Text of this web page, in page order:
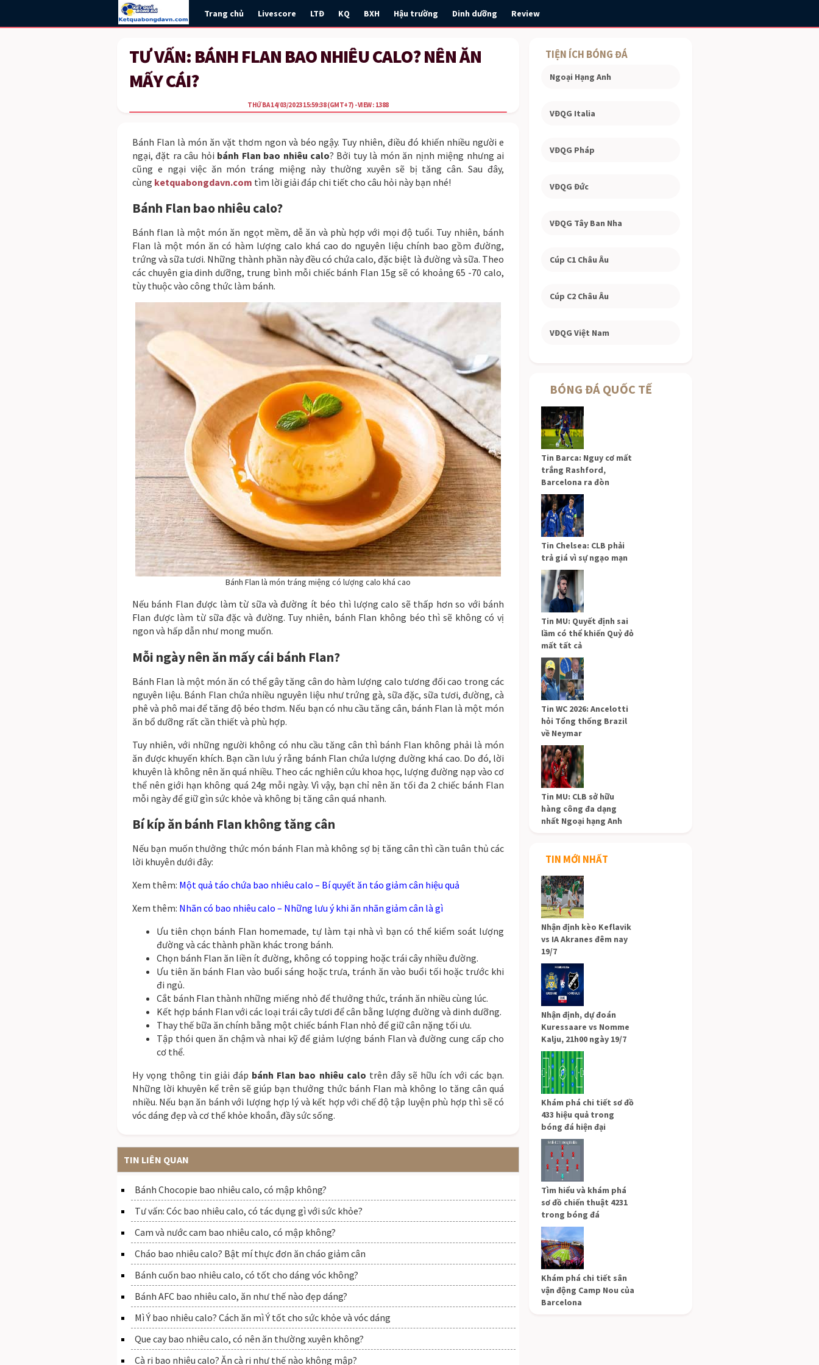
Trang chủ Livescore LTĐ KQ BXH Hậu trường Dinh dưỡng Review
TƯ VẤN: BÁNH FLAN BAO NHIÊU CALO? NÊN ĂN
MẤY CÁI?
THỨ BA 14/03/2023 15:59:38(GMT+7) - VIEW : 1388
Bánh Flan là món ăn vặt thơm ngon và béo ngậy. Tuy nhiên, điều đó khiến nhiều người e
ngại, đặt ra câu hỏi bánh Flan bao nhiêu calo? Bởi tuy là món ăn nịnh miệng nhưng ai
cũng e ngại việc ăn món tráng miệng này thường xuyên sẽ bị tăng cân. Sau đây,
cùng ketquabongdavn.com tìm lời giải đáp chi tiết cho câu hỏi này bạn nhé!
Bánh Flan bao nhiêu calo?
Bánh flan là một món ăn ngọt mềm, dễ ăn và phù hợp với mọi độ tuổi. Tuy nhiên, bánh
Flan là một món ăn có hàm lượng calo khá cao do nguyên liệu chính bao gồm đường,
trứng và sữa tươi. Những thành phần này đều có chứa calo, đặc biệt là đường và sữa. Theo
các chuyên gia dinh dưỡng, trung bình mỗi chiếc bánh Flan 15g sẽ có khoảng 65 -70 calo,
tùy thuộc vào công thức làm bánh.
Bánh Flan là món tráng miệng có lượng calo khá cao
Nếu bánh Flan được làm từ sữa và đường ít béo thì lượng calo sẽ thấp hơn so với bánh
Flan được làm từ sữa đặc và đường. Tuy nhiên, bánh Flan không béo thì sẽ không có vị
ngon và hấp dẫn như mong muốn.
Mỗi ngày nên ăn mấy cái bánh Flan?
Bánh Flan là một món ăn có thể gây tăng cân do hàm lượng calo tương đối cao trong các
nguyên liệu. Bánh Flan chứa nhiều nguyên liệu như trứng gà, sữa đặc, sữa tươi, đường, cà
phê và phô mai để tăng độ béo thơm. Nếu bạn có nhu cầu tăng cân, bánh Flan là một món
ăn bổ dưỡng rất cần thiết và phù hợp.
Tuy nhiên, với những người không có nhu cầu tăng cân thì bánh Flan không phải là món
ăn được khuyến khích. Bạn cần lưu ý rằng bánh Flan chứa lượng đường khá cao. Do đó, lời
khuyên là không nên ăn quá nhiều. Theo các nghiên cứu khoa học, lượng đường nạp vào cơ
thể nên giới hạn không quá 24g mỗi ngày. Vì vậy, bạn chỉ nên ăn tối đa 2 chiếc bánh Flan
mỗi ngày để giữ gìn sức khỏe và không bị tăng cân quá nhanh.
Bí kíp ăn bánh Flan không tăng cân
Nếu bạn muốn thưởng thức món bánh Flan mà không sợ bị tăng cân thì cần tuân thủ các
lời khuyên dưới đây:
Xem thêm: Một quả táo chứa bao nhiêu calo – Bí quyết ăn táo giảm cân hiệu quả
Xem thêm: Nhãn có bao nhiêu calo – Những lưu ý khi ăn nhãn giảm cân là gì
Ưu tiên chọn bánh Flan homemade, tự làm tại nhà vì bạn có thể kiểm soát lượng
đường và các thành phần khác trong bánh.
Chọn bánh Flan ăn liền ít đường, không có topping hoặc trái cây nhiều đường.
Ưu tiên ăn bánh Flan vào buổi sáng hoặc trưa, tránh ăn vào buổi tối hoặc trước khi
đi ngủ.
Cắt bánh Flan thành những miếng nhỏ để thưởng thức, tránh ăn nhiều cùng lúc.
Kết hợp bánh Flan với các loại trái cây tươi để cân bằng lượng đường và dinh dưỡng.
Thay thế bữa ăn chính bằng một chiếc bánh Flan nhỏ để giữ cân nặng tối ưu.
Tập thói quen ăn chậm và nhai kỹ để giảm lượng bánh Flan và đường cung cấp cho
cơ thể.
Hy vọng thông tin giải đáp bánh Flan bao nhiêu calo trên đây sẽ hữu ích với các bạn.
Những lời khuyên kể trên sẽ giúp bạn thưởng thức bánh Flan mà không lo tăng cân quá
nhiều. Nếu bạn ăn bánh với lượng hợp lý và kết hợp với chế độ tập luyện phù hợp thì sẽ có
vóc dáng đẹp và cơ thể khỏe khoắn, đầy sức sống.
TIN LIÊN QUAN
Bánh Chocopie bao nhiêu calo, có mập không?
Tư vấn: Cóc bao nhiêu calo, có tác dụng gì với sức khỏe?
Cam và nước cam bao nhiêu calo, có mập không?
Cháo bao nhiêu calo? Bật mí thực đơn ăn cháo giảm cân
Bánh cuốn bao nhiêu calo, có tốt cho dáng vóc không?
Bánh AFC bao nhiêu calo, ăn như thế nào đẹp dáng?
Mì Ý bao nhiêu calo? Cách ăn mì Ý tốt cho sức khỏe và vóc dáng
Que cay bao nhiêu calo, có nên ăn thường xuyên không?
Cà ri bao nhiêu calo? Ăn cà ri như thế nào không mập?
TIỆN ÍCH BÓNG ĐÁ
Ngoại Hạng Anh
VĐQG Italia
VĐQG Pháp
VĐQG Đức
VĐQG Tây Ban Nha
Cúp C1 Châu Âu
Cúp C2 Châu Âu
VĐQG Việt Nam
BÓNG ĐÁ QUỐC TẾ
Tin Barca: Nguy cơ mất
trắng Rashford,
Barcelona ra đòn
Tin Chelsea: CLB phải
trả giá vì sự ngạo mạn
Tin MU: Quyết định sai
lầm có thể khiến Quỷ đỏ
mất tất cả
Tin WC 2026: Ancelotti
hỏi Tổng thống Brazil
về Neymar
Tin MU: CLB sở hữu
hàng công đa dạng
nhất Ngoại hạng Anh
TIN MỚI NHẤT
Nhận định kèo Keflavik
vs IA Akranes đêm nay
19/7
Nhận định, dự đoán
Kuressaare vs Nomme
Kalju, 21h00 ngày 19/7
Khám phá chi tiết sơ đồ
433 hiệu quả trong
bóng đá hiện đại
Tìm hiểu và khám phá
sơ đồ chiến thuật 4231
trong bóng đá
Khám phá chi tiết sân
vận động Camp Nou của
Barcelona